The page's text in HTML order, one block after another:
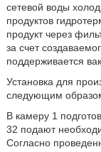
сетевой воды
продуктов
продукт через
за счет
поддерживается
Установка для
следующим
В камеру 1
32 подают
Согласно